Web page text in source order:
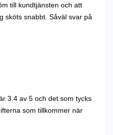
till kundtjänsten och att
sköts snabbt. Såväl svar på
3.4 av 5 och det som tycks
som tillkommer när